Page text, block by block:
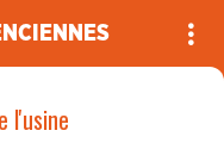
l'usine